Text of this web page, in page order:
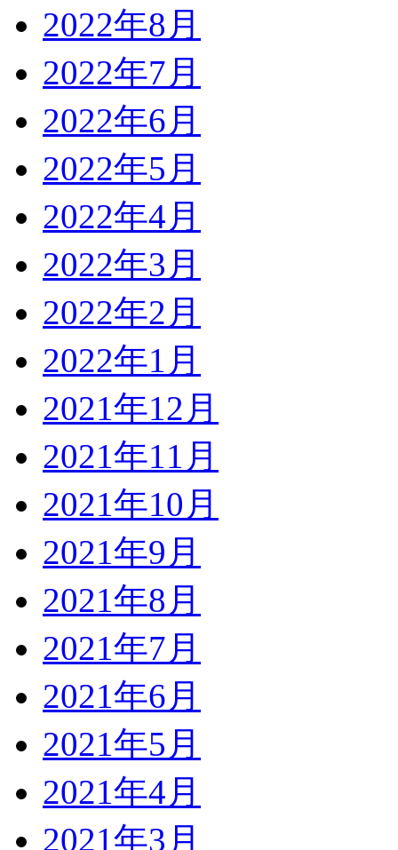
2022年8月
2022年7月
2022年6月
2022年5月
2022年4月
2022年3月
2022年2月
2022年1月
2021年12月
2021年11月
2021年10月
2021年9月
2021年8月
2021年7月
2021年6月
2021年5月
2021年4月
2021年3月